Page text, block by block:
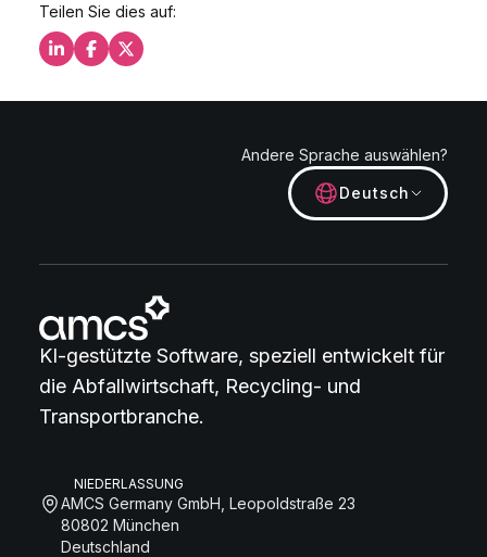
Teilen Sie dies auf:
Teilen Sie dies auf LinkedIn
Teilen Sie dies auf Facebook
Teilen Sie dies auf X
Andere Sprache auswählen?
Deutsch
KI-gestützte Software, speziell entwickelt für
die Abfallwirtschaft, Recycling- und
Transportbranche.
NIEDERLASSUNG
AMCS Germany GmbH, Leopoldstraße 23
80802 München
Deutschland